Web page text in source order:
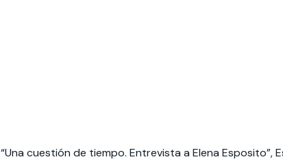
“Una cuestión de tiempo. Entrevista a Elena Esposito”,